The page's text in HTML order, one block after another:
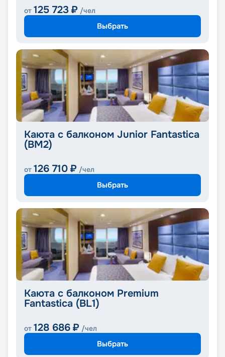
от 125 723 ₽ /чел
Выбрать
Каюта с балконом Junior Fantastica
(BM2)
от 126 710 ₽ /чел
Выбрать
Каюта с балконом Premium
Fantastica (BL1)
от 128 686 ₽ /чел
Выбрать